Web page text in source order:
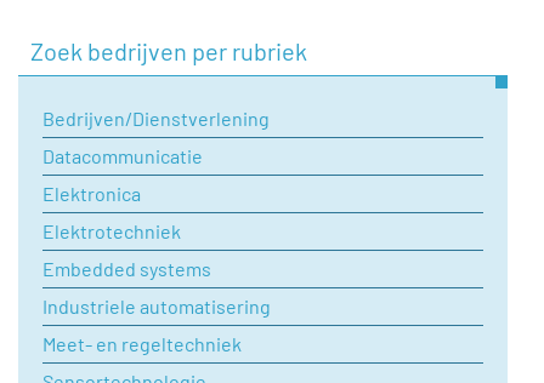
Zoek bedrijven per rubriek
Bedrijven/Dienstverlening
Datacommunicatie
Elektronica
Elektrotechniek
Embedded systems
Industriele automatisering
Meet- en regeltechniek